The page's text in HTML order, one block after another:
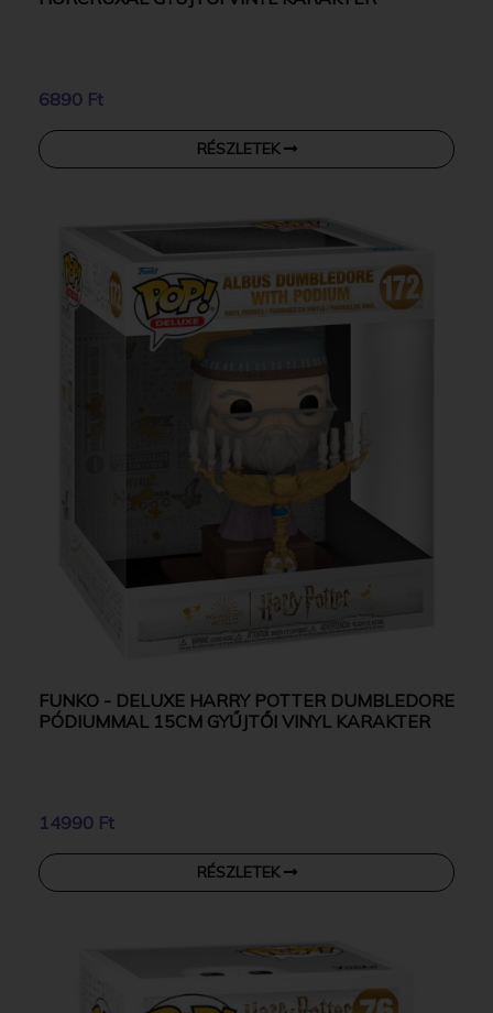
6890 Ft
RÉSZLETEK
FUNKO - DELUXE HARRY POTTER DUMBLEDORE
PÓDIUMMAL 15CM GYŰJTŐI VINYL KARAKTER
14990 Ft
RÉSZLETEK